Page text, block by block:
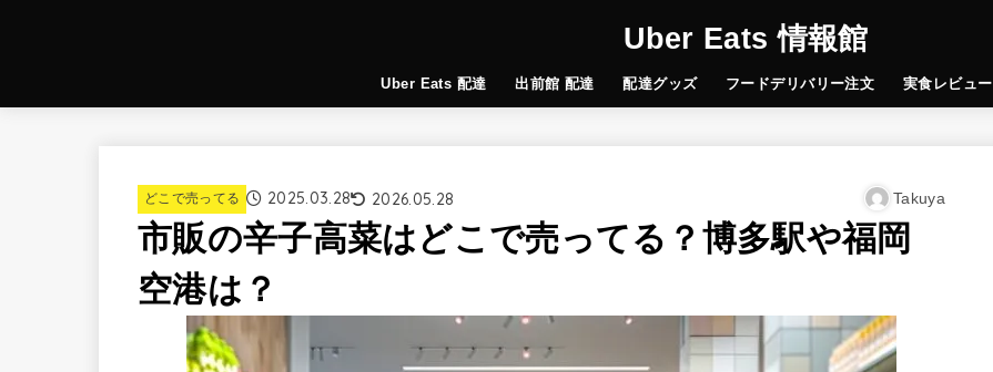
Uber Eats 情報館
Uber Eats 配達 出前館 配達 配達グッズ フードデリバリー注文 実食レビュー
どこで売ってる 2025.03.28 2026.05.28 Takuya
市販の辛子高菜はどこで売ってる？博多駅や福岡
空港は？